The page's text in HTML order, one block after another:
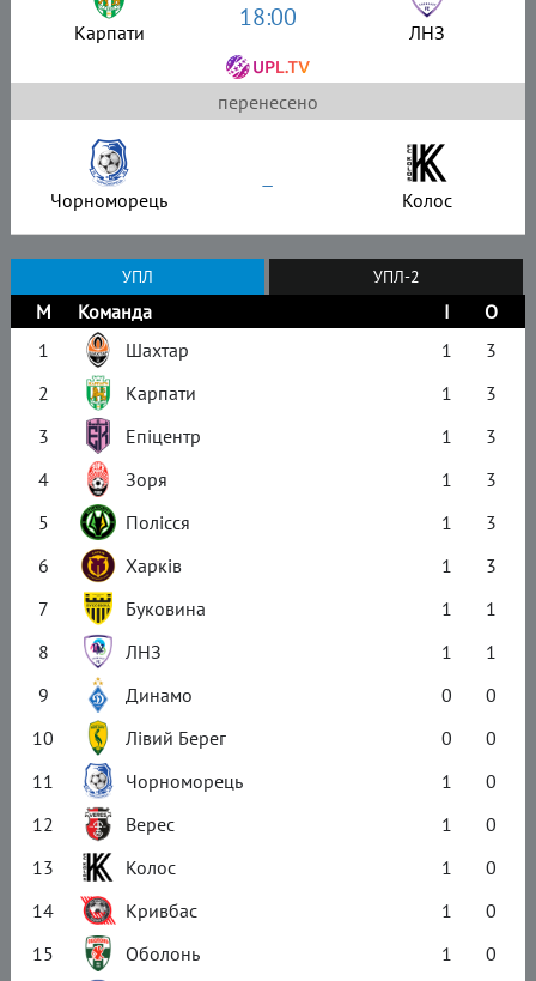
Карпати 18:00 ЛНЗ
перенесено
Чорноморець – Колос
УПЛ УПЛ-2
М Команда І
О
1
Шахтар 1
3
2
Карпати 1
3
3
Епіцентр 1
3
4
Зоря 1
3
5
Полісся 1
3
6
Харків 1
3
7
Буковина 1
1
8
ЛНЗ 1
1
9
Динамо 0
0
10
Лівий Берег 0
0
11
Чорноморець 1
0
12
Верес 1
0
13
Колос 1
0
14
Кривбас 1
0
15
Оболонь 1 0